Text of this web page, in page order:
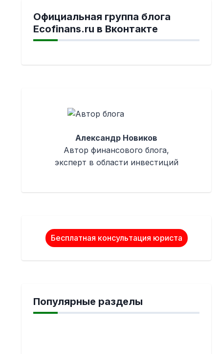
Официальная группа блога
Ecofinans.ru в Вконтакте
Александр Новиков
Автор финансового блога,
эксперт в области инвестиций
Бесплатная консультация юриста
Популярные разделы